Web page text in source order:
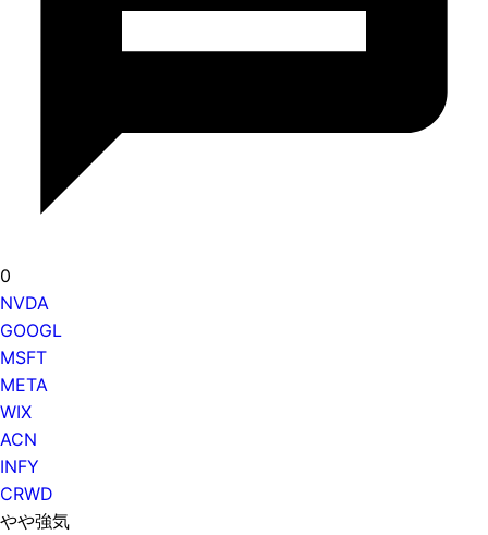
0
NVDA
GOOGL
MSFT
META
WIX
ACN
INFY
CRWD
やや強気